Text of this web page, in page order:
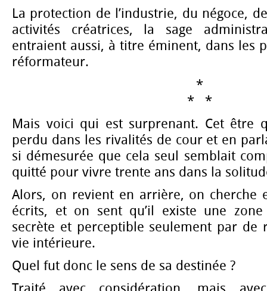
La protection de l’industrie, du négoce,
activités créatrices, la sage
entraient aussi, à titre éminent, dans les
réformateur.
*
* *
Mais voici qui est surprenant. Cet être
perdu dans les rivalités de cour et en
si démesurée que cela seul semblait
quitté pour vivre trente ans dans la
Alors, on revient en arrière, on cherche
écrits, et on sent qu’il existe une
secrète et perceptible seulement par de
vie intérieure.
Quel fut donc le sens de sa destinée ?